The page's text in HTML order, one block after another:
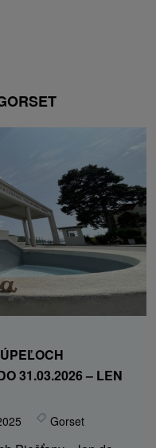
31.03.2026 – LEN
Gorset